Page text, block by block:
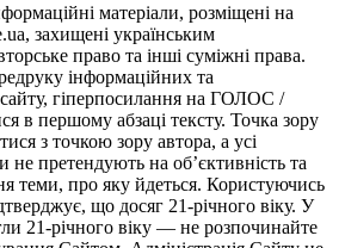
матеріали, розміщені на
захищені українським
право та інші суміжні права.
інформаційних та
сайту, гіперпосилання на ГОЛОС /
в першому абзаці тексту. Точка зору
з точкою зору автора, а усі
не претендують на об’єктивність та
теми, про яку йдеться. Користуючись
що досяг 21-річного віку. У
21-річного віку — не розпочинайте